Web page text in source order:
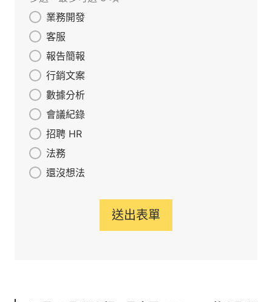
業務開發
客服
報告簡報
行銷文案
數據分析
會議紀錄
招聘 HR
法務
還沒想法
送出表單